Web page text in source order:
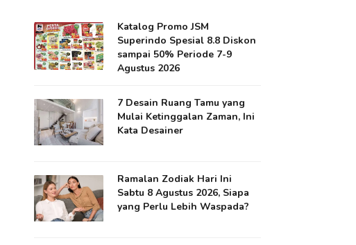
Katalog Promo JSM
Superindo Spesial 8.8 Diskon
sampai 50% Periode 7-9
Agustus 2026
7 Desain Ruang Tamu yang
Mulai Ketinggalan Zaman, Ini
Kata Desainer
Ramalan Zodiak Hari Ini
Sabtu 8 Agustus 2026, Siapa
yang Perlu Lebih Waspada?